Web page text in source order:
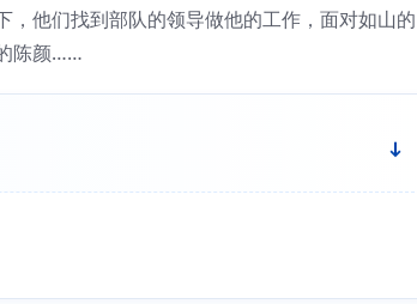
他们找到部队的领导做他的工作，面对如山的
陈颜……